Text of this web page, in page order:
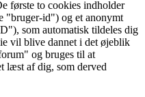
første to cookies indholder
"bruger-id") og et anonymt
som automatisk tildeles dig
vil blive dannet i det øjeblik
og bruges til at
læst af dig, som derved